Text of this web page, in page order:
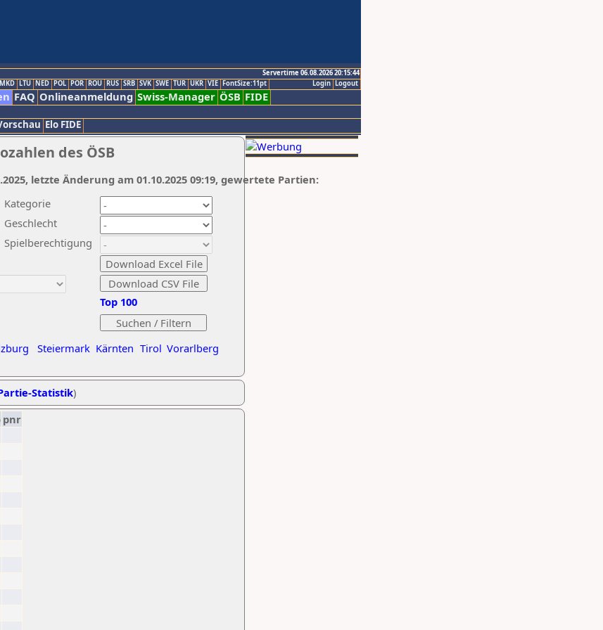
Servertime 06.08.2026 20:15:44
Logout
Login
MKD LTU NED POL POR ROU RUS SRB SVK SWE TUR UKR VIE FontSize:11pt
FAQ Onlineanmeldung Swiss-Manager ÖSB FIDE
Elo FIDE
des ÖSB
Kategorie
Geschlecht
Spielberechtigung
Steiermark Kärnten Tirol Vorarlberg
Top 100
letzte Änderung am 01.10.2025 09:19, gewertete Partien:
Statistik)
pnr